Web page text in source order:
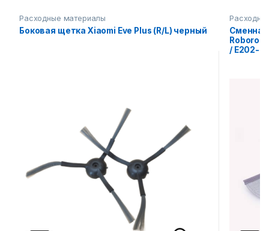
Расходные материалы
Боковая щетка Xiaomi Eve Plus (R/L) черный
Сменная
/ E202-